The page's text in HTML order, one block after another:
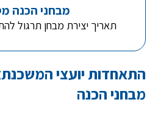
מבחני הכנה
תאריך יצירת מבחן תרגול
מבחני הכנה